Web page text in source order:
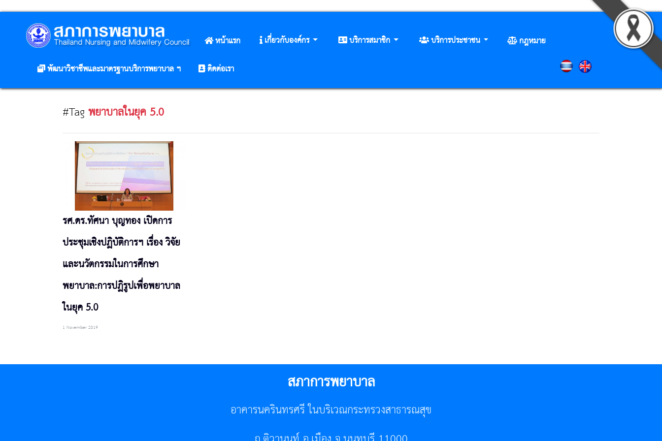
หน้าแรก เกี่ยวกับองค์กร บริการสมาชิก บริการประชาชน
กฎหมาย
พัฒนาวิชาชีพและมาตรฐานบริการพยาบาล ฯ
ติดต่อเรา
#Tagพยาบาลในยุค 5.0
รศ.ดร.ทัศนา บุญทอง เปิดการ
ประชุมเชิงปฏิบัติการฯ เรื่อง วิจัย
และนวัตกรรมในการศึกษา
พยาบาล:การปฏิรูปเพื่อพยาบาล
ในยุค 5.0
1 November 2019
สภาการพยาบาล
อาคารนครินทรศรี ในบริเวณกระทรวงสาธารณสุข